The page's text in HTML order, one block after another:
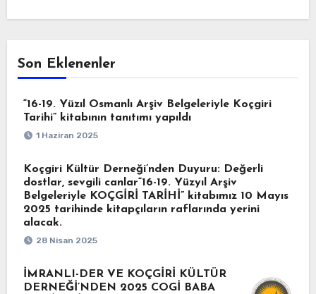
Son Eklenenler
“16-19. Yüzıl Osmanlı Arşiv Belgeleriyle Koçgiri
Tarihi” kitabının tanıtımı yapıldı
1 Haziran 2025
Koçgiri Kültür Derneği’nden Duyuru: Değerli
dostlar, sevgili canlar“16-19. Yüzyıl Arşiv
Belgeleriyle KOÇGİRİ TARİHİ” kitabımız 10 Mayıs
2025 tarihinde kitapçıların raflarında yerini
alacak.
28 Nisan 2025
İMRANLI-DER VE KOÇGİRİ KÜLTÜR
DERNEĞİ’NDEN 2025 COGİ BABA